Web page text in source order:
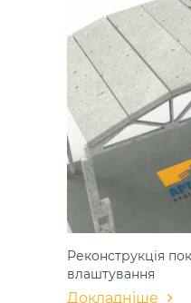
Реконструкція
влаштування
Докладніше